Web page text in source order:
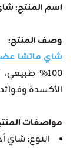
اسم المنتج: شاي
وصف المنتج:
شاي ماتشا عضوي
100%
الأكسدة
مواصفات
النوع: